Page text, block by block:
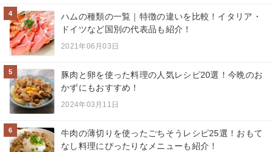
4
ハムの種類の一覧｜特徴の違いを比較！イタリア・
ドイツなど国別の代表品も紹介！
2021年06月03日
5
豚肉と卵を使った料理の人気レシピ20選！今晩のお
かずにもおすすめ！
2024年03月11日
6
牛肉の薄切りを使ったごちそうレシピ25選！おもて
なし料理にぴったりなメニューも紹介！